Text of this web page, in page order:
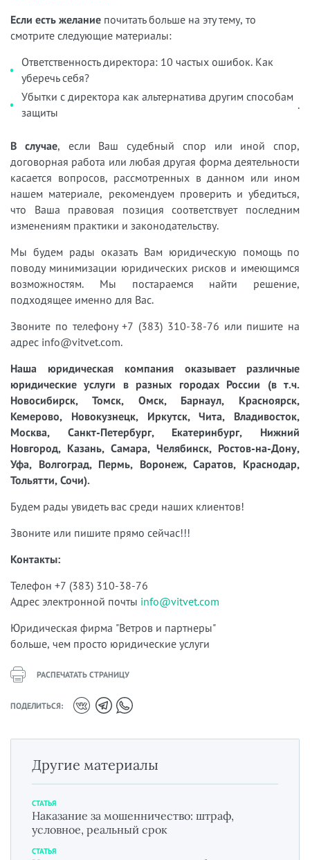
Если есть желание почитать больше на эту тему, то
смотрите следующие материалы:
Ответственность директора: 10 частых ошибок. Как
уберечь себя?
Убытки с директора как альтернатива другим способам
защиты
.
В случае, если Ваш судебный спор или иной спор,
договорная работа или любая другая форма деятельности
касается вопросов, рассмотренных в данном или ином
нашем материале, рекомендуем проверить и убедиться,
что Ваша правовая позиция соответствует последним
изменениям практики и законодательству.
Мы будем рады оказать Вам юридическую помощь по
поводу минимизации юридических рисков и имеющимся
возможностям. Мы постараемся найти решение,
подходящее именно для Вас.
Звоните по телефону +7 (383) 310-38-76 или пишите на
адрес info@vitvet.com.
Наша юридическая компания оказывает различные
юридические услуги в разных городах России (в т.ч.
Новосибирск, Томск, Омск, Барнаул, Красноярск,
Кемерово, Новокузнецк, Иркутск, Чита, Владивосток,
Москва, Санкт-Петербург, Екатеринбург, Нижний
Новгород, Казань, Самара, Челябинск, Ростов-на-Дону,
Уфа, Волгоград, Пермь, Воронеж, Саратов, Краснодар,
Тольятти, Сочи).
Будем рады увидеть вас среди наших клиентов!
Звоните или пишите прямо сейчас!!!
Контакты:
Телефон +7 (383) 310-38-76
Адрес электронной почты info@vitvet.com
Юридическая фирма "Ветров и партнеры"
больше, чем просто юридические услуги
РАСПЕЧАТАТЬ СТРАНИЦУ
ПОДЕЛИТЬСЯ:
Другие материалы
СТАТЬЯ
Наказание за мошенничество: штраф,
условное, реальный срок
СТАТЬЯ